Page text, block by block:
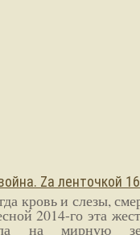
Zа ленточкой
кровь и слезы,
2014-го эта
на мирную